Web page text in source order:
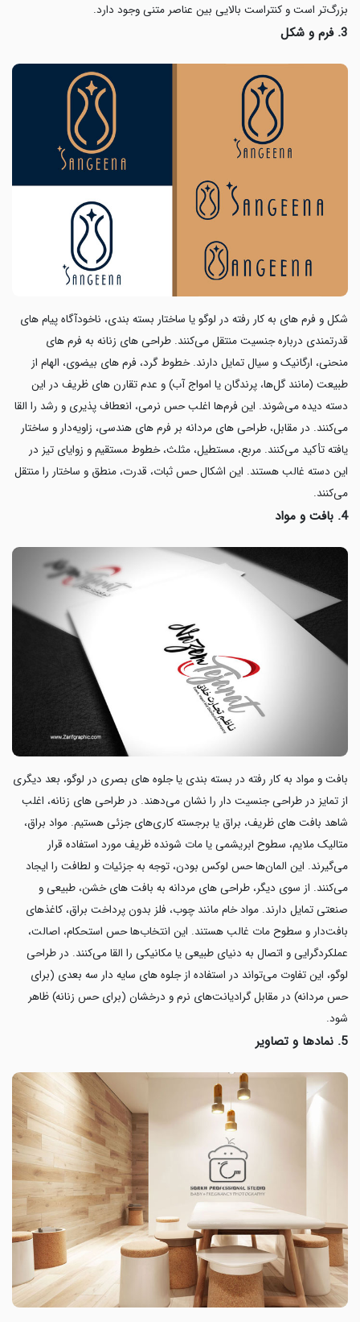
بزرگ‌تر است و کنتراست بالایی بین عناصر متنی وجود دارد.
3. فرم و شکل
شکل و فرم های به کار رفته در لوگو یا ساختار بسته بندی، ناخودآگاه پیام های
قدرتمندی درباره جنسیت منتقل می‌کنند. طراحی های زنانه به فرم های
منحنی، ارگانیک و سیال تمایل دارند. خطوط گرد، فرم های بیضوی، الهام از
طبیعت (مانند گل‌ها، پرندگان یا امواج آب) و عدم تقارن های ظریف در این
دسته دیده می‌شوند. این فرم‌ها اغلب حس نرمی، انعطاف پذیری و رشد را القا
می‌کنند. در مقابل، طراحی های مردانه بر فرم های هندسی، زاویه‌دار و ساختار
یافته تأکید می‌کنند. مربع، مستطیل، مثلث‌، خطوط مستقیم و زوایای تیز در
این دسته غالب هستند. این اشکال حس ثبات، قدرت، منطق و ساختار را منتقل
می‌کنند.
4. بافت و مواد
بافت و مواد به کار رفته در بسته بندی یا جلوه های بصری در لوگو، بعد دیگری
از تمایز در طراحی جنسیت دار را نشان می‌دهند. در طراحی های زنانه، اغلب
شاهد بافت های ظریف، براق یا برجسته کاری‌های جزئی هستیم. مواد براق،
متالیک ملایم، سطوح ابریشمی یا مات شونده ظریف مورد استفاده قرار
می‌گیرند. این المان‌ها حس لوکس بودن، توجه به جزئیات و لطافت را ایجاد
می‌کنند. از سوی دیگر، طراحی های مردانه به بافت های خشن، طبیعی و
صنعتی تمایل دارند. مواد خام مانند چوب، فلز بدون پرداخت براق، کاغذهای
بافت‌دار و سطوح مات غالب هستند. این انتخاب‌ها حس استحکام، اصالت،
عملکردگرایی و اتصال به دنیای طبیعی یا مکانیکی را القا می‌کنند. در طراحی
لوگو، این تفاوت می‌تواند در استفاده از جلوه های سایه دار سه بعدی (برای
حس مردانه) در مقابل گرادیانت‌های نرم و درخشان (برای حس زنانه) ظاهر
شود.
5. نمادها و تصاویر